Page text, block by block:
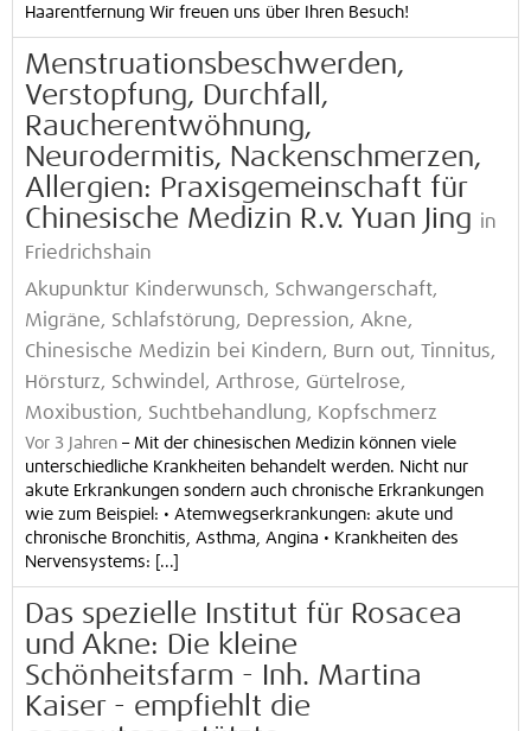
Haarentfernung Wir freuen uns über Ihren Besuch!
Menstruationsbeschwerden,
Verstopfung, Durchfall,
Raucherentwöhnung,
Neurodermitis, Nackenschmerzen,
Allergien: Praxisgemeinschaft für
Chinesische Medizin R.v. Yuan Jing in
Friedrichshain
Akupunktur Kinderwunsch, Schwangerschaft,
Migräne, Schlafstörung, Depression, Akne,
Chinesische Medizin bei Kindern, Burn out, Tinnitus,
Hörsturz, Schwindel, Arthrose, Gürtelrose,
Moxibustion, Suchtbehandlung, Kopfschmerz
Vor 3 Jahren – Mit der chinesischen Medizin können viele
unterschiedliche Krankheiten behandelt werden. Nicht nur
akute Erkrankungen sondern auch chronische Erkrankungen
wie zum Beispiel: • Atemwegserkrankungen: akute und
chronische Bronchitis, Asthma, Angina • Krankheiten des
Nervensystems: [...]
Das spezielle Institut für Rosacea
und Akne: Die kleine
Schönheitsfarm - Inh. Martina
Kaiser - empfiehlt die